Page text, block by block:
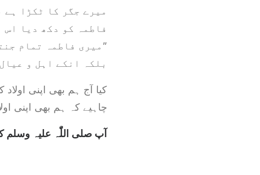
میرے جگر کا ٹکڑا
فاطمہ کو دکھ دیا اس
”میری فاطمہ تمام
بلکہ انکے اہل و
کیا آج ہم بھی اپنی
چاہیے کہ ہم بھی اپنی
آپ صلی اللّٰہ علیہ وسلم